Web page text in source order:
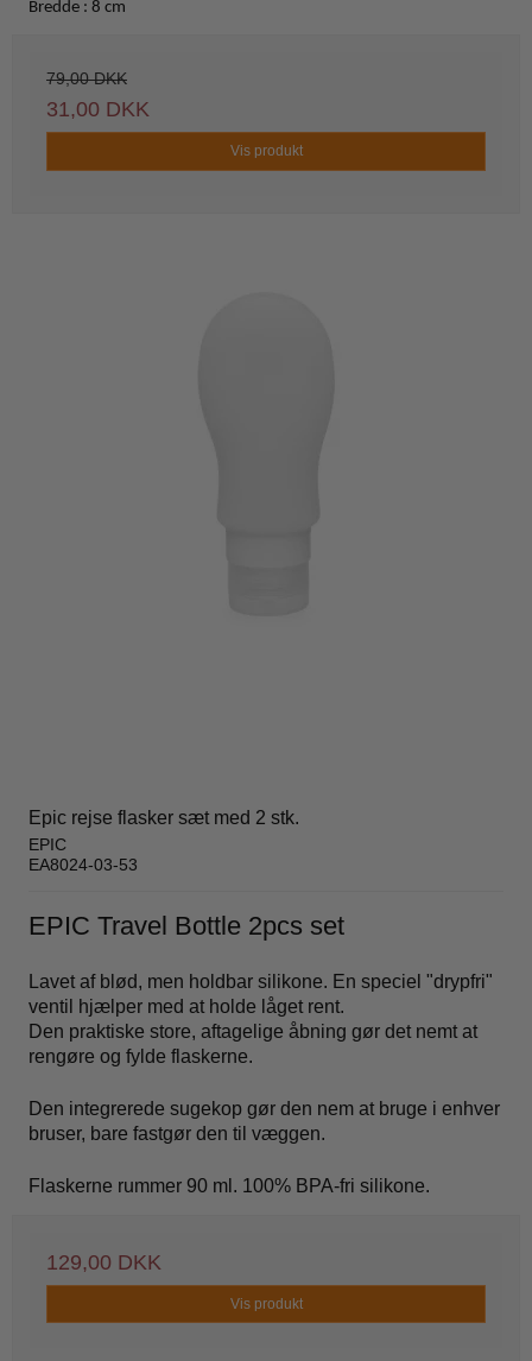
Bredde : 8 cm
79,00 DKK
31,00 DKK
Vis produkt
Epic rejse flasker sæt med 2 stk.
EPIC
EA8024-03-53
EPIC Travel Bottle 2pcs set
Lavet af blød, men holdbar silikone. En speciel "drypfri"
ventil hjælper med at holde låget rent.
Den praktiske store, aftagelige åbning gør det nemt at
rengøre og fylde flaskerne.
Den integrerede sugekop gør den nem at bruge i enhver
bruser, bare fastgør den til væggen.
Flaskerne rummer 90 ml. 100% BPA-fri silikone.
129,00 DKK
Vis produkt